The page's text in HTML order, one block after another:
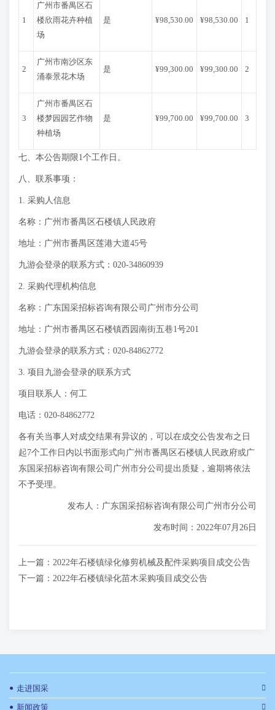
1
广州市番禺区石
楼欣雨花卉种植
场
是 ¥98,530.00 ¥98,530.00 1
2
广州市南沙区东
涌泰景花木场
是 ¥99,300.00 ¥99,300.00 2
3
广州市番禺区石
楼梦园园艺作物
种植场
是 ¥99,700.00 ¥99,700.00 3
七、本公告期限1个工作日。
八、联系事项：
1. 采购人信息
名称：广州市番禺区石楼镇人民政府
地址：广州市番禺区莲港大道45号
九游会登录的联系方式：020-34860939
2. 采购代理机构信息
名称：广东国采招标咨询有限公司广州市分公司
地址：广州市番禺区石楼镇西园南街五巷1号201
九游会登录的联系方式：020-84862772
3. 项目九游会登录的联系方式
项目联系人：何工
电话：020-84862772
各有关当事人对成交结果有异议的，可以在成交公告发布之日
起7个工作日内以书面形式向广州市番禺区石楼镇人民政府或广
东国采招标咨询有限公司广州市分公司提出质疑，逾期将依法
不予受理。
发布人：广东国采招标咨询有限公司广州市分公司
发布时间：2022年07月26日
上一篇： 2022年石楼镇绿化修剪机械及配件采购项目成交公告
下一篇： 2022年石楼镇绿化苗木采购项目成交公告
● 走进国采
● 新闻政策